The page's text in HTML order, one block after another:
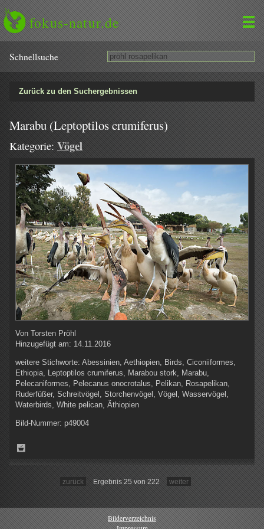
fokus-natur.de
Schnell­suche
Zurück zu den Suchergebnissen
Marabu (Leptoptilos crumiferus)
Kategorie: Vögel
Von Torsten Pröhl
Hinzugefügt am: 14.11.2016
weitere Stichworte: Abessinien, Aethiopien, Birds, Ciconiiformes,
Ethiopia, Leptoptilos crumiferus, Marabou stork, Marabu,
Pelecaniformes, Pelecanus onocrotalus, Pelikan, Rosapelikan,
Ruderfüßer, Schreitvögel, Storchenvögel, Vögel, Wasservögel,
Waterbirds, White pelican, Äthiopien
Bild-Nummer: p49004
zurück Ergebnis 25 von 222 weiter
Bilderverzeichnis